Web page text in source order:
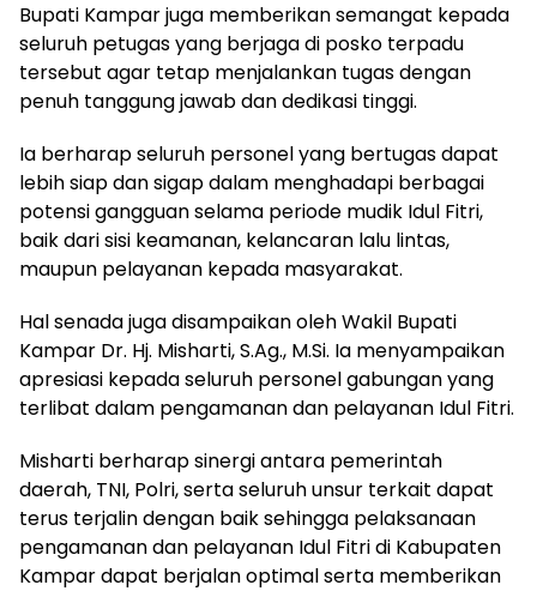
Bupati Kampar juga memberikan semangat kepada
seluruh petugas yang berjaga di posko terpadu
tersebut agar tetap menjalankan tugas dengan
penuh tanggung jawab dan dedikasi tinggi.
Ia berharap seluruh personel yang bertugas dapat
lebih siap dan sigap dalam menghadapi berbagai
potensi gangguan selama periode mudik Idul Fitri,
baik dari sisi keamanan, kelancaran lalu lintas,
maupun pelayanan kepada masyarakat.
Hal senada juga disampaikan oleh Wakil Bupati
Kampar Dr. Hj. Misharti, S.Ag., M.Si. Ia menyampaikan
apresiasi kepada seluruh personel gabungan yang
terlibat dalam pengamanan dan pelayanan Idul Fitri.
Misharti berharap sinergi antara pemerintah
daerah, TNI, Polri, serta seluruh unsur terkait dapat
terus terjalin dengan baik sehingga pelaksanaan
pengamanan dan pelayanan Idul Fitri di Kabupaten
Kampar dapat berjalan optimal serta memberikan